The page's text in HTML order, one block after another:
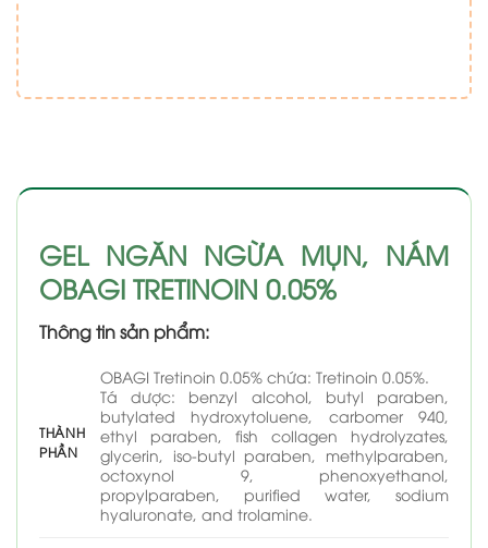
GEL NGĂN NGỪA MỤN, NÁM
OBAGI TRETINOIN 0.05%
Thông tin sản phẩm:
THÀNH
PHẦN
OBAGI Tretinoin 0.05% chứa: Tretinoin 0.05%.
Tá dược: benzyl alcohol, butyl paraben,
butylated hydroxytoluene, carbomer 940,
ethyl paraben, fish collagen hydrolyzates,
glycerin, iso-butyl paraben, methylparaben,
octoxynol 9, phenoxyethanol,
propylparaben, purified water, sodium
hyaluronate, and trolamine.